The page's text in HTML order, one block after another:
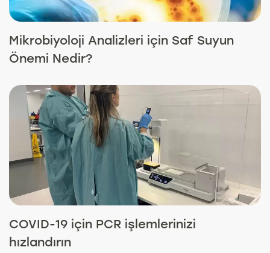
Mikrobiyoloji Analizleri için Saf Suyun
Önemi Nedir?
COVID-19 için PCR işlemlerinizi
hızlandırın